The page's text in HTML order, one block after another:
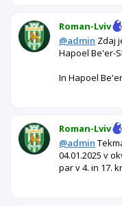
Roman-Lviv
@admin Zdaj
Hapoel Be'er-
In Hapoel
Roman-Lviv
@admin
04.01.2025 v
par v 4. in 17.